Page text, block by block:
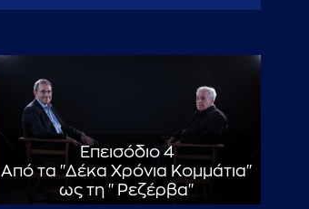
Επεισόδιο 4
Από τα "Δέκα Χρόνια Κομμάτια"
ως τη "Ρεζέρβα"